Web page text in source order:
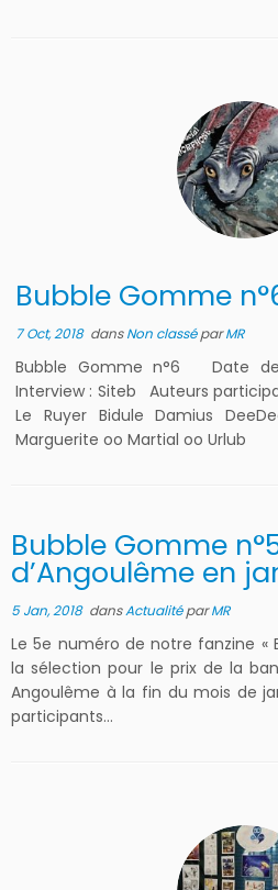
Bubble Gomme
7 Oct, 2018dansNon classéparMR
Bubble Gomme n°6 Date
Interview : Siteb Auteurs
Le Ruyer Bidule Damius
Marguerite oo Martial oo Urlub
Bubble Gomme
d’Angoulême en
5 Jan, 2018dansActualitéparMR
Le 5e numéro de notre fanzine «
la sélection pour le prix de la
Angoulême à la fin du mois de
participants…